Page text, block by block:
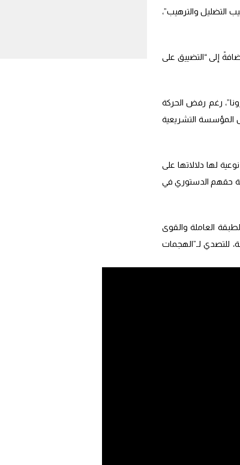
التضليل والترهيب”،
إلى “التضييق على
رغم رفض الحركة
المؤسسة التشريعية
لها دلالاتها على
حقهم الدستوري في
العاملة والقوى
للتصدي لـ”الهجمات
وفيدرالية النقابات
في الإضراب وحماية
التوتر والاحتقان”،
والحقوق والحريات